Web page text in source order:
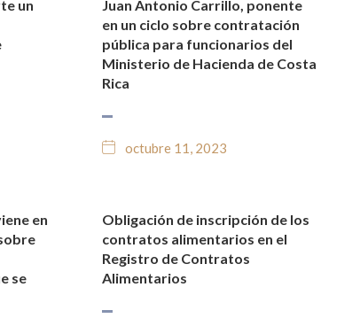
un
NOTICIAS Y BLOG JURÍDICO
Juan Antonio Carrillo, ponente
en un ciclo sobre contratación
pública para funcionarios del
Ministerio de Hacienda de Costa
Rica
octubre 11, 2023
en
se
NOTICIAS Y BLOG JURÍDICO
Obligación de inscripción de los
contratos alimentarios en el
Registro de Contratos
Alimentarios